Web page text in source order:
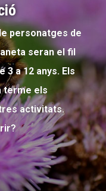
personatges de
seran el fil
a 12 anys. Els
terme els
activitats.